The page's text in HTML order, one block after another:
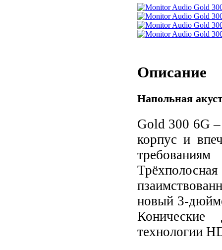
Описание
Напольная
Gold 300 6G –
корпус и
новый 3-
Конические
технологии